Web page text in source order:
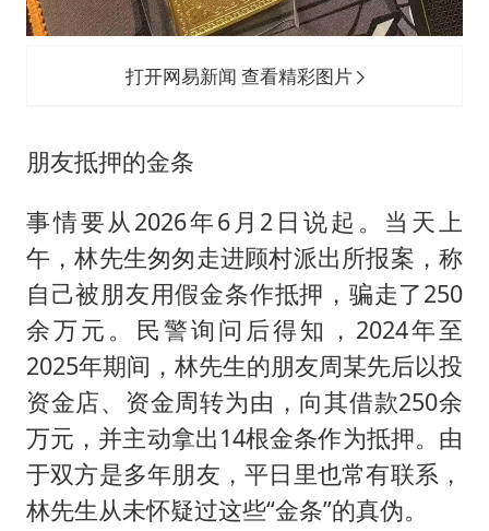
打开网易新闻 查看精彩图片
朋友抵押的金条
事情要从2026年6月2日说起。当天上
午，林先生匆匆走进顾村派出所报案，称
自己被朋友用假金条作抵押，骗走了250
余万元。民警询问后得知，2024年至
2025年期间，林先生的朋友周某先后以投
资金店、资金周转为由，向其借款250余
万元，并主动拿出14根金条作为抵押。由
于双方是多年朋友，平日里也常有联系，
林先生从未怀疑过这些“金条”的真伪。